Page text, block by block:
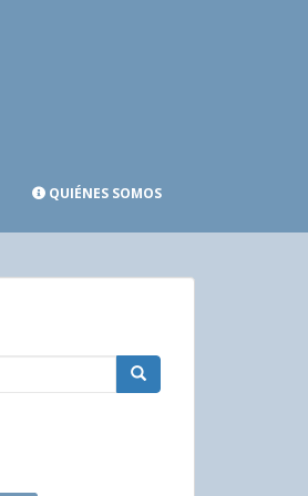
QUIÉNES SOMOS